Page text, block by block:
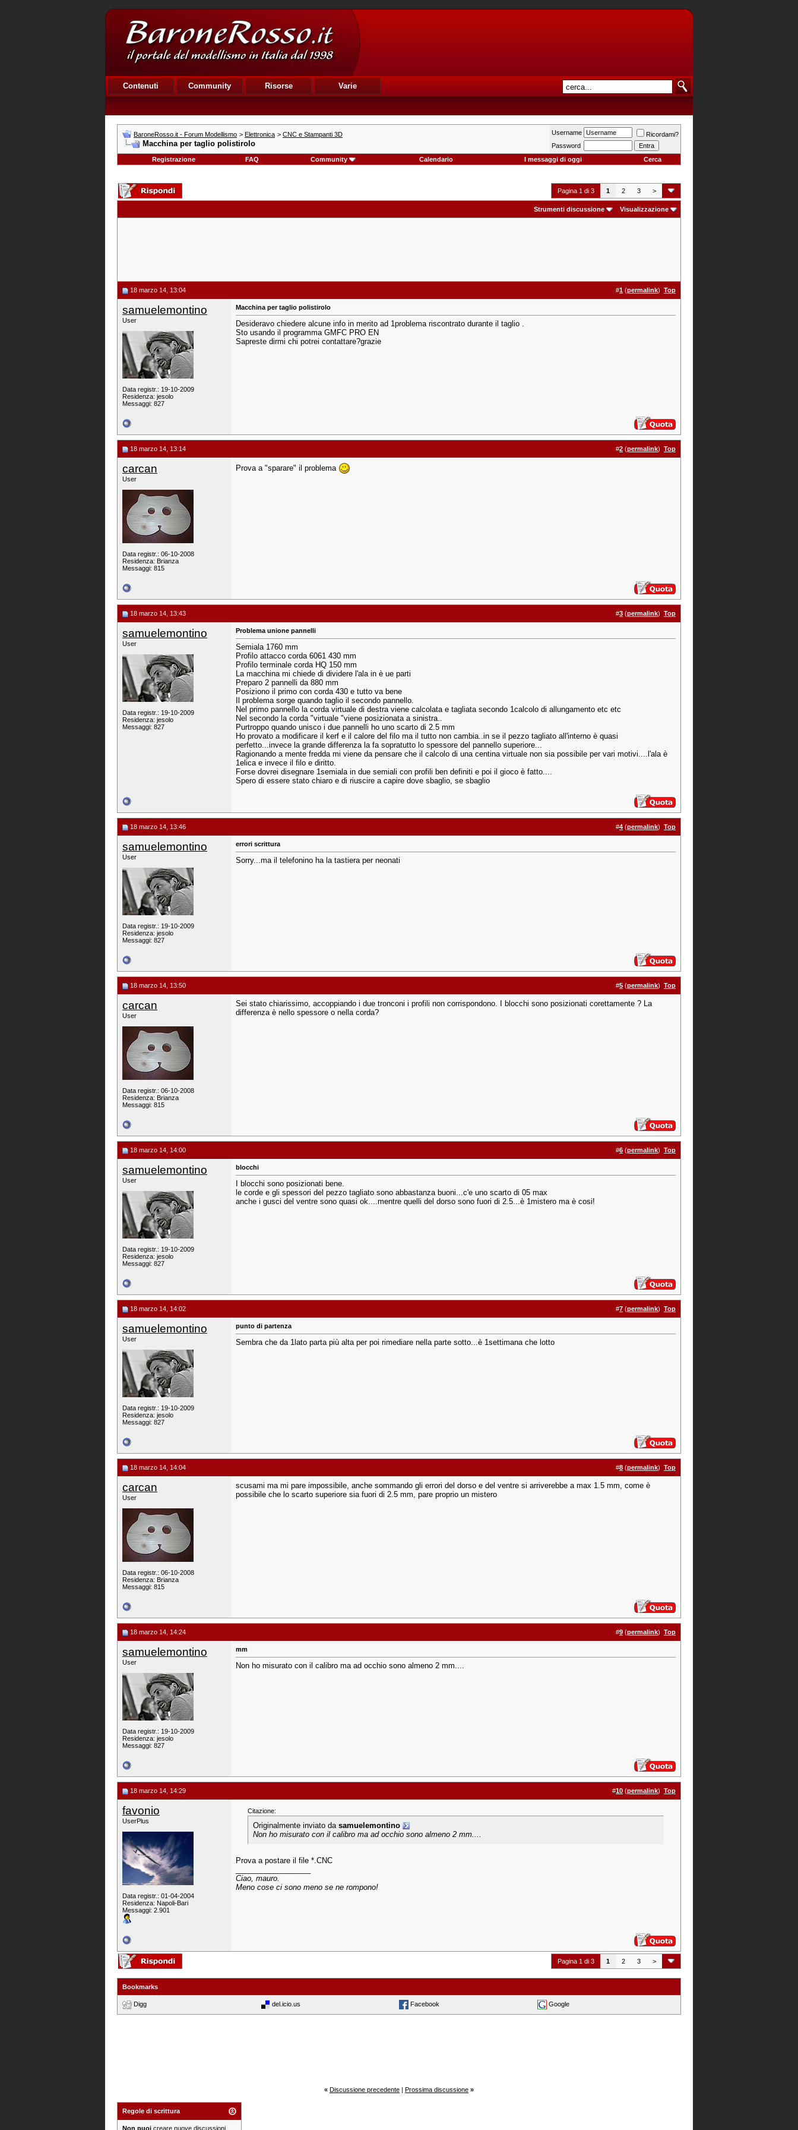
Contenuti Community Risorse Varie
BaroneRosso.it - Forum Modellismo > Elettronica > CNC e Stampanti 3D
Macchina per taglio polistirolo
Username
Ricordami?
Password
Registrazione
FAQ Community Calendario I messaggi di oggi Cerca
Pagina 1 di 3 1 2 3 >
Strumenti discussione Visualizzazione
18 marzo 14, 13:04 #1 (permalink) Top
samuelemontino
User
Data registr.: 19-10-2009
Residenza: jesolo
Messaggi: 827
Macchina per taglio polistirolo
Desideravo chiedere alcune info in merito ad 1problema riscontrato durante il taglio .
Sto usando il programma GMFC PRO EN
Sapreste dirmi chi potrei contattare?grazie
18 marzo 14, 13:14 #2 (permalink) Top
carcan
User
Data registr.: 06-10-2008
Residenza: Brianza
Messaggi: 815
Prova a "sparare" il problema
18 marzo 14, 13:43 #3 (permalink) Top
samuelemontino
User
Data registr.: 19-10-2009
Residenza: jesolo
Messaggi: 827
Problema unione pannelli
Semiala 1760 mm
Profilo attacco corda 6061 430 mm
Profilo terminale corda HQ 150 mm
La macchina mi chiede di dividere l'ala in è ue parti
Preparo 2 pannelli da 880 mm
Posiziono il primo con corda 430 e tutto va bene
Il problema sorge quando taglio il secondo pannello.
Nel primo pannello la corda virtuale di destra viene calcolata e tagliata secondo 1calcolo di allungamento etc etc
Nel secondo la corda "virtuale "viene posizionata a sinistra..
Purtroppo quando unisco i due pannelli ho uno scarto di 2.5 mm
Ho provato a modificare il kerf e il calore del filo ma il tutto non cambia..in se il pezzo tagliato all'interno è quasi
perfetto...invece la grande differenza la fa sopratutto lo spessore del pannello superiore...
Ragionando a mente fredda mi viene da pensare che il calcolo di una centina virtuale non sia possibile per vari motivi....l'ala è
1elica e invece il filo e diritto.
Forse dovrei disegnare 1semiala in due semiali con profili ben definiti e poi il gioco è fatto....
Spero di essere stato chiaro e di riuscire a capire dove sbaglio, se sbaglio
18 marzo 14, 13:46 #4 (permalink) Top
samuelemontino
User
Data registr.: 19-10-2009
Residenza: jesolo
Messaggi: 827
errori scrittura
Sorry...ma il telefonino ha la tastiera per neonati
18 marzo 14, 13:50 #5 (permalink) Top
carcan
User
Data registr.: 06-10-2008
Residenza: Brianza
Messaggi: 815
Sei stato chiarissimo, accoppiando i due tronconi i profili non corrispondono. I blocchi sono posizionati corettamente ? La
differenza è nello spessore o nella corda?
18 marzo 14, 14:00 #6 (permalink) Top
samuelemontino
User
Data registr.: 19-10-2009
Residenza: jesolo
Messaggi: 827
blocchi
I blocchi sono posizionati bene.
le corde e gli spessori del pezzo tagliato sono abbastanza buoni...c'e uno scarto di 05 max
anche i gusci del ventre sono quasi ok....mentre quelli del dorso sono fuori di 2.5...è 1mistero ma è cosi!
18 marzo 14, 14:02 #7 (permalink) Top
samuelemontino
User
Data registr.: 19-10-2009
Residenza: jesolo
Messaggi: 827
punto di partenza
Sembra che da 1lato parta più alta per poi rimediare nella parte sotto...è 1settimana che lotto
18 marzo 14, 14:04 #8 (permalink) Top
carcan
User
Data registr.: 06-10-2008
Residenza: Brianza
Messaggi: 815
scusami ma mi pare impossibile, anche sommando gli errori del dorso e del ventre si arriverebbe a max 1.5 mm, come è
possibile che lo scarto superiore sia fuori di 2.5 mm, pare proprio un mistero
18 marzo 14, 14:24 #9 (permalink) Top
samuelemontino
User
Data registr.: 19-10-2009
Residenza: jesolo
Messaggi: 827
mm
Non ho misurato con il calibro ma ad occhio sono almeno 2 mm....
18 marzo 14, 14:29 #10 (permalink) Top
favonio
UserPlus
Data registr.: 01-04-2004
Residenza: Napoli-Bari
Messaggi: 2.901
Citazione:
Originalmente inviato da samuelemontino
Non ho misurato con il calibro ma ad occhio sono almeno 2 mm....
Prova a postare il file *.CNC
Ciao, mauro.
Meno cose ci sono meno se ne rompono!
Pagina 1 di 3 1 2 3 >
Bookmarks
Digg del.icio.us Facebook Google
« Discussione precedente | Prossima discussione »
Regole di scrittura
Non puoi creare nuove discussioni